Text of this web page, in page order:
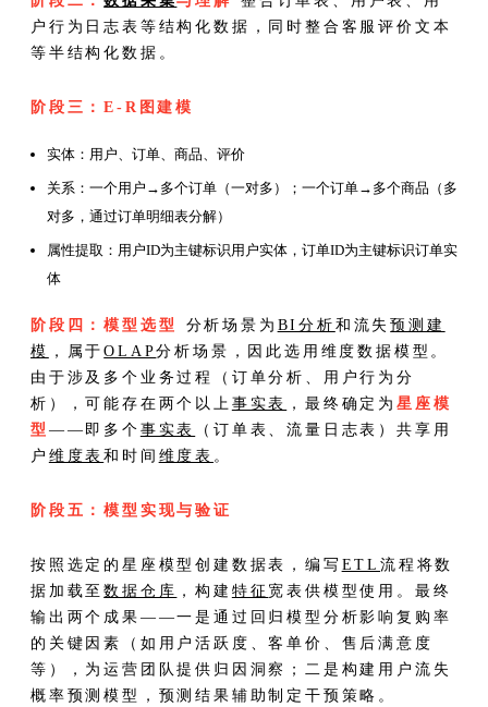
户行为日志表等结构化数据，同时整合客服评价文本
等半结构化数据。
阶段三：E-R图建模
实体：用户、订单、商品、评价
关系：一个用户→多个订单（一对多）；一个订单→多个商品（多
对多，通过订单明细表分解）
属性提取：用户ID为主键标识用户实体，订单ID为主键标识订单实
体
阶段四：模型选型 分析场景为 BI分析 和流失预测建
模 ，属于OLAP分析场景，因此选用维度数据模型。
由于涉及多个业务过程（订单分析、用户行为分
析），可能存在两个以上 事实表 ，最终确定为星座模
型 ——即多个 事实表
（订单表、流量日志表）共享用
户 维度表和时间 维度表 。
阶段五：模型实现与验证
按照选定的星座模型创建数据表，编写 ETL流程将数
据加载至数据仓库 ，构建 特征 宽表供模型使用。最终
输出两个成果——一是通过回归模型分析影响复购率
的关键因素（如用户活跃度、客单价、售后满意度
等），为运营团队提供归因洞察；二是构建用户流失
概率预测模型，预测结果辅助制定干预策略。